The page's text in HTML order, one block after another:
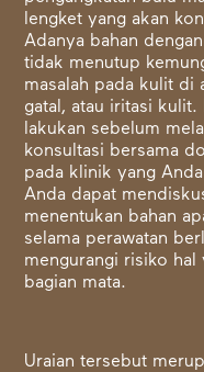
lengket yang akan
Adanya bahan
tidak menutup
masalah pada kulit di
gatal, atau iritasi
lakukan sebelum
konsultasi bersama
pada klinik yang
Anda dapat
menentukan bahan
selama perawatan
mengurangi risiko
bagian mata.
Uraian tersebut